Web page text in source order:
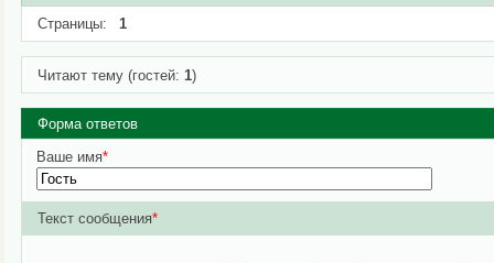
Страницы: 1
Читают тему (гостей: 1)
Форма ответов
Ваше имя*
Текст сообщения*